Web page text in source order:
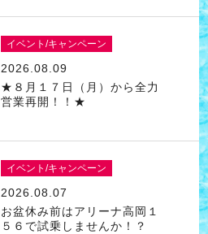
イベント/キャンペーン
2026.08.09
★８月１７日（月）から全力
営業再開！！★
イベント/キャンペーン
2026.08.07
お盆休み前はアリーナ高岡１
５６で試乗しませんか！？